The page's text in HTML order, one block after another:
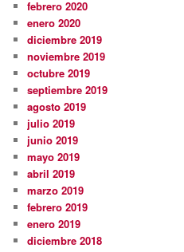
febrero 2020
enero 2020
diciembre 2019
noviembre 2019
octubre 2019
septiembre 2019
agosto 2019
julio 2019
junio 2019
mayo 2019
abril 2019
marzo 2019
febrero 2019
enero 2019
diciembre 2018